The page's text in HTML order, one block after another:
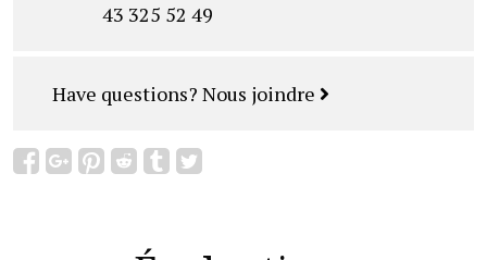
43 325 52 49
Have questions? Nous joindre